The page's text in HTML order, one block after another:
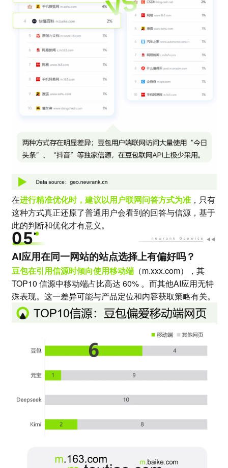
在进行精准优化时，建议以用户联网问答方式为准 ，只有
这种方式真正还原了普通用户会看到的回答与信源，基于
此的判断和优化才有意义。
AI应用在同一网站的站点选择上有偏好吗？
豆包在引用信源时倾向使用移动端 （m.xxx.com），其
TOP10 信源中移动端占比高达 60% 。而其他AI应用无特
殊表现。这一差异可能与产品定位和内容获取策略有关。